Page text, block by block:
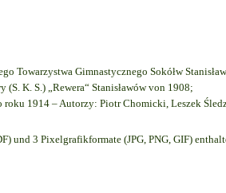
Towarzystwa Gimnastycznego Sokółw
K. S.) „Rewera“ Stanisławów von 1908;
1914 – Autorzy: Piotr Chomicki, Leszek
und 3 Pixelgrafikformate (JPG, PNG, GIF)